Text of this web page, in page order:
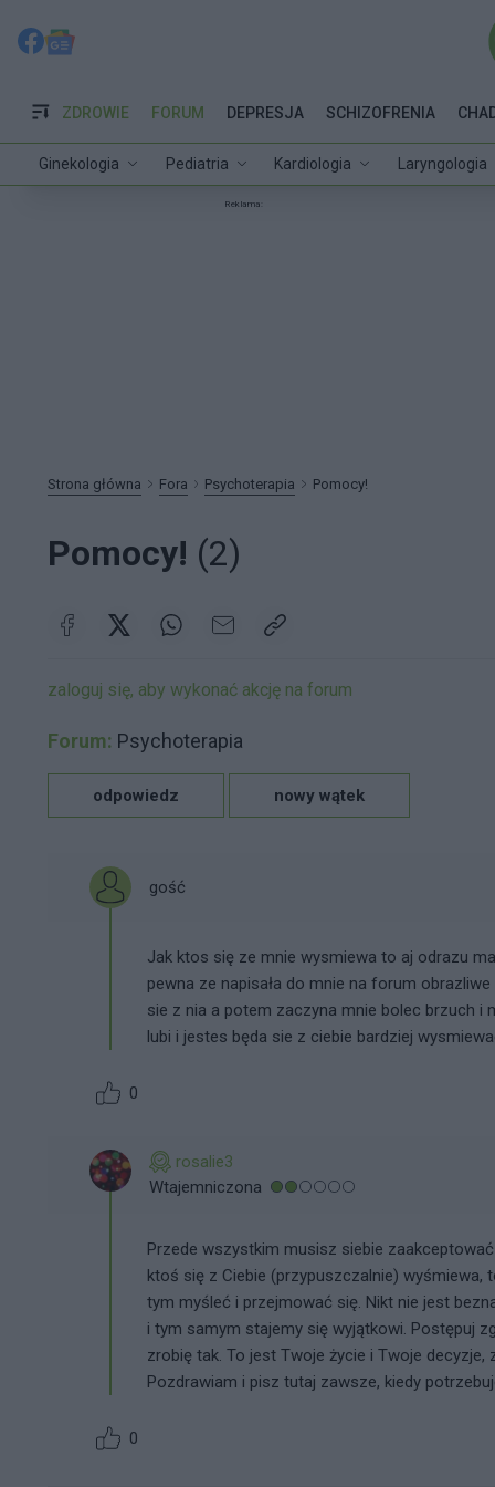
ZDROWIE
Ginekologia Pediatria Kardiologia Laryngologia
FORUM DEPRESJA SCHIZOFRENIA
Reklama:
Strona główna Fora Psychoterapia Pomocy!
Pomocy! (2)
zaloguj się, aby wykonać akcję na forum
Forum: Psychoterapia
odpowiedz nowy wątek
gość
Jak ktos się ze mnie wysmiewa to aj odrazu
pewna ze napisała do mnie na forum
sie z nia a potem zaczyna mnie bolec brzuch i
lubi i jestes będa sie z ciebie bardziej
0
rosalie3
Wtajemniczona
Przede wszystkim musisz siebie
ktoś się z Ciebie (przypuszczalnie) wyśmiewa,
tym myśleć i przejmować się. Nikt nie jest
i tym samym stajemy się wyjątkowi. Postępuj
zrobię tak. To jest Twoje życie i Twoje
Pozdrawiam i pisz tutaj zawsze, kiedy
0